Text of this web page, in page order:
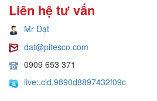
Liên hệ tư vấn
Mr Đạt
dat@pitesco.com
0909 653 371
live:.cid.9890d8897432f09c